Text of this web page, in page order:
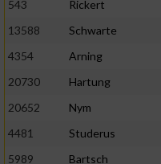
543
Rickert
13588
Schwarte
4354
Arning
20730
Hartung
20652
Nym
4481
Studerus
5989
Bartsch